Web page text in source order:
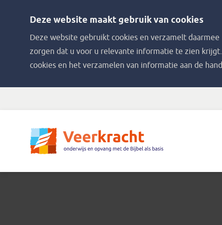
Deze website maakt gebruik van cookies
Deze website gebruikt cookies en verzamelt
zorgen dat u voor u relevante informatie te zien
cookies en het verzamelen van informatie aan de